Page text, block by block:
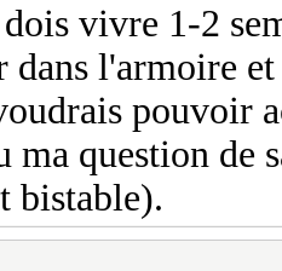
vivre 1-2
l'armoire
pouvoir
ma question de
bistable).